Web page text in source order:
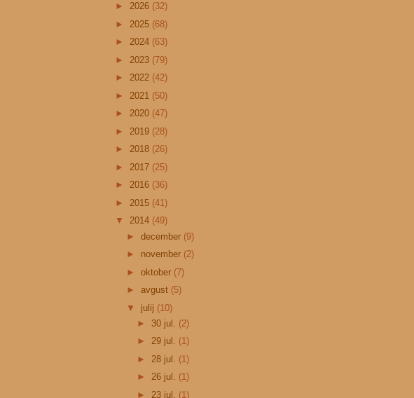
► 2026 (32)
► 2025 (68)
► 2024 (63)
► 2023 (79)
► 2022 (42)
► 2021 (50)
► 2020 (47)
► 2019 (28)
► 2018 (26)
► 2017 (25)
► 2016 (36)
► 2015 (41)
▼ 2014 (49)
► december (9)
► november (2)
► oktober (7)
► avgust (5)
▼ julij (10)
► 30 jul. (2)
►29 jul. (1)
► 28 jul. (1)
►26 jul. (1)
► 23 jul. (1)